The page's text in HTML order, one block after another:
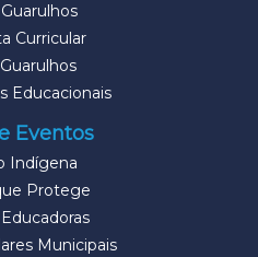
Curricular
Educacionais
Eventos
Indígena
Protege
Municipais